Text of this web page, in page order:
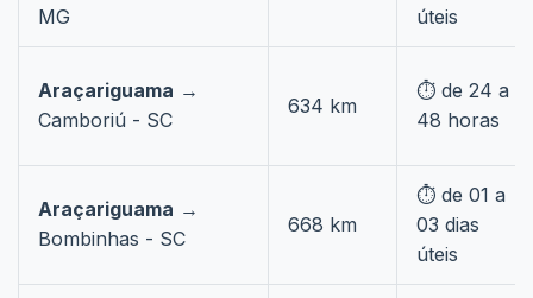
MG
úteis
Araçariguama →
Camboriú - SC
634 km
⏱️ de 24 a
48 horas
Araçariguama →
Bombinhas - SC
668 km
⏱️ de 01 a
03 dias
úteis